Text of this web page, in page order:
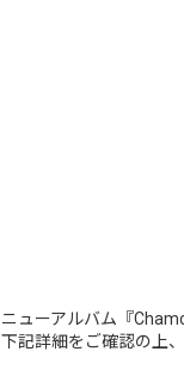
ニューアルバム『
下記詳細をご確認の上